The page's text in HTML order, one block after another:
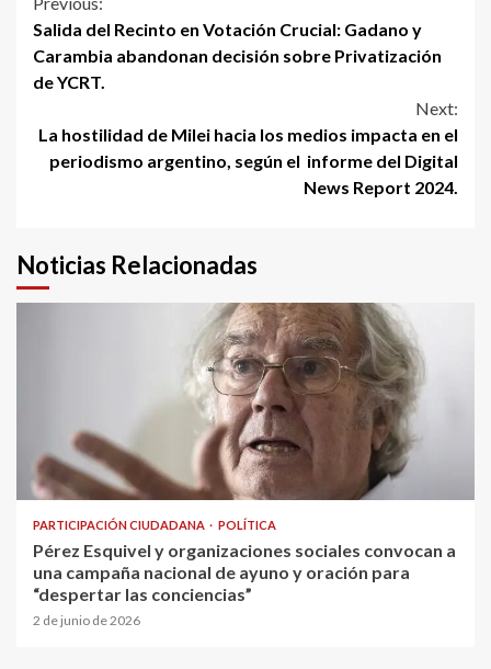
Continue
Reading
Salida del Recinto en Votación Crucial: Gadano y
Carambia abandonan decisión sobre Privatización
de YCRT.
Next:
La hostilidad de Milei hacia los medios impacta en el
periodismo argentino, según el informe del Digital
News Report 2024.
Noticias Relacionadas
PARTICIPACIÓN CIUDADANA POLÍTICA
Pérez Esquivel y organizaciones sociales convocan a
una campaña nacional de ayuno y oración para
“despertar las conciencias”
2 de junio de 2026